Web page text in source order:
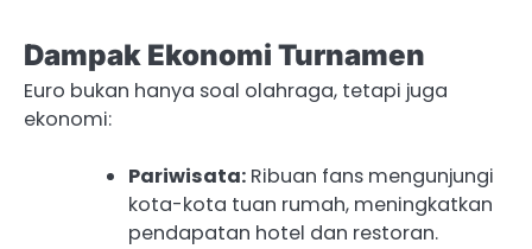
Dampak Ekonomi Turnamen
Euro bukan hanya soal olahraga, tetapi juga
ekonomi:
Pariwisata: Ribuan fans mengunjungi
kota-kota tuan rumah, meningkatkan
pendapatan hotel dan restoran.